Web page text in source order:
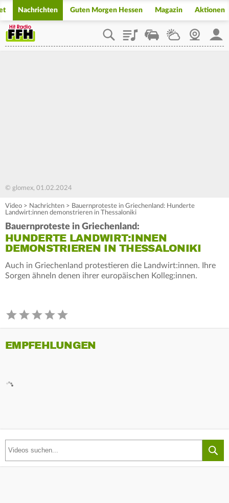
Nachrichten Guten Morgen Hessen Magazin Aktionen
PlaylistStaupilotWetterWebcam
© glomex, 01.02.2024
Video > Nachrichten > Bauernproteste in Griechenland: Hunderte
Landwirt:innen demonstrieren in Thessaloniki
Bauernproteste in Griechenland:
HUNDERTE LANDWIRT:INNEN
DEMONSTRIEREN IN THESSALONIKI
Auch in Griechenland protestieren die Landwirt:innen. Ihre
Sorgen ähneln denen ihrer europäischen Kolleg:innen.
EMPFEHLUNGEN